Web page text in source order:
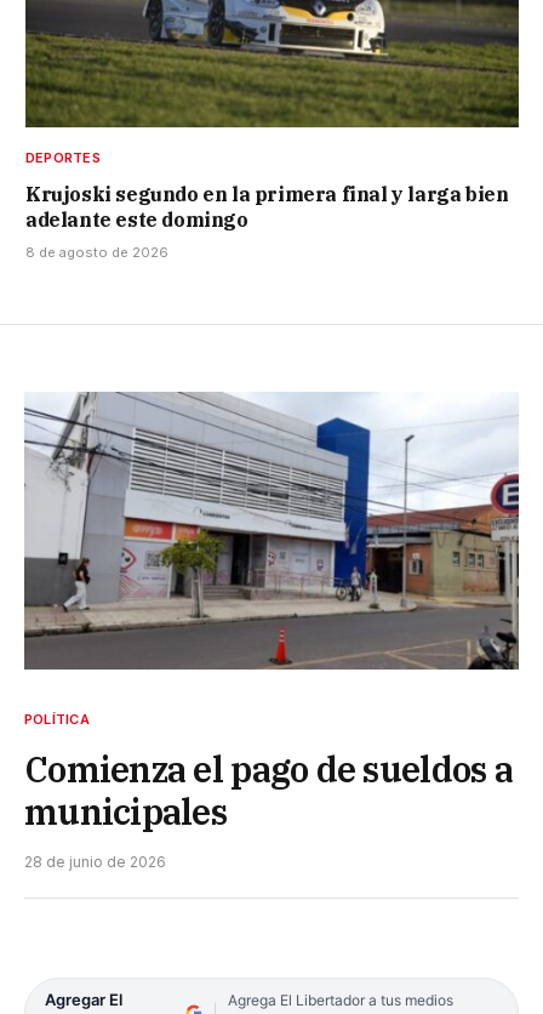
DEPORTES
Krujoski segundo en la primera final y larga bien
adelante este domingo
8 de agosto de 2026
POLÍTICA
Comienza el pago de sueldos a
municipales
28 de junio de 2026
Agregar El
Agrega El Libertador a tus medios